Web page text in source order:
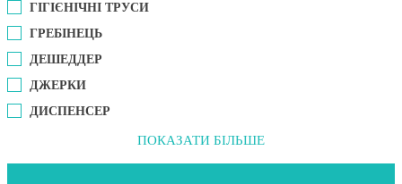
ГІГІЄНІЧНІ ТРУСИ
ГРЕБІНЕЦЬ
ДЕШЕДДЕР
ДЖЕРКИ
ДИСПЕНСЕР
ПОКАЗАТИ БІЛЬШЕ